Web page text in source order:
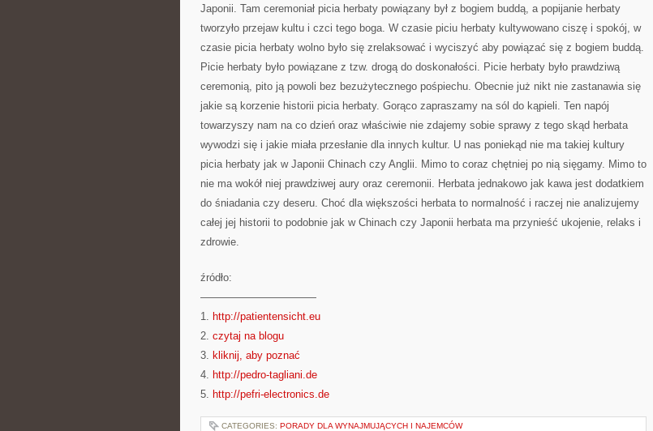
Japonii. Tam ceremoniał picia herbaty powiązany był z bogiem buddą, a popijanie herbaty
tworzyło przejaw kultu i czci tego boga. W czasie piciu herbaty kultywowano ciszę i spokój, w
czasie picia herbaty wolno było się zrelaksować i wyciszyć aby powiązać się z bogiem buddą.
Picie herbaty było powiązane z tzw. drogą do doskonałości. Picie herbaty było prawdziwą
ceremonią, pito ją powoli bez bezużytecznego pośpiechu. Obecnie już nikt nie zastanawia się
jakie są korzenie historii picia herbaty. Gorąco zapraszamy na sól do kąpieli. Ten napój
towarzyszy nam na co dzień oraz właściwie nie zdajemy sobie sprawy z tego skąd herbata
wywodzi się i jakie miała przesłanie dla innych kultur. U nas poniekąd nie ma takiej kultury
picia herbaty jak w Japonii Chinach czy Anglii. Mimo to coraz chętniej po nią sięgamy. Mimo to
nie ma wokół niej prawdziwej aury oraz ceremonii. Herbata jednakowo jak kawa jest dodatkiem
do śniadania czy deseru. Choć dla większości herbata to normalność i raczej nie analizujemy
całej jej historii to podobnie jak w Chinach czy Japonii herbata ma przynieść ukojenie, relaks i
zdrowie.
źródło:
———————————
1. http://patientensicht.eu
2. czytaj na blogu
3. kliknij, aby poznać
4. http://pedro-tagliani.de
5. http://pefri-electronics.de
CATEGORIES: PORADY DLA WYNAJMUJĄCYCH I NAJEMCÓW